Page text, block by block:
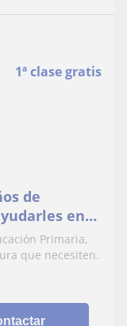
1ª clase gratis
de
en
Primaria,
que necesiten.